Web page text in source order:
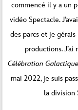
commencé il y a un
vidéo Spectacle.
des parcs et je
productions.
Célébration Galactique
mai 2022, je suis
la division